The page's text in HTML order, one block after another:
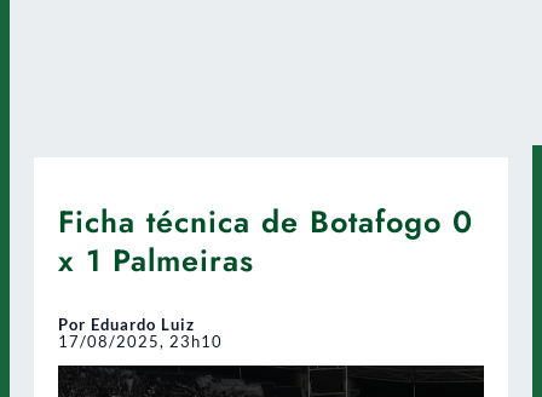
Ficha técnica de Botafogo 0
x 1 Palmeiras
Por Eduardo Luiz
17/08/2025, 23h10